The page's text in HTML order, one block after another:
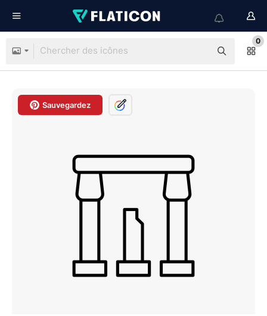
0
Sauvegardez